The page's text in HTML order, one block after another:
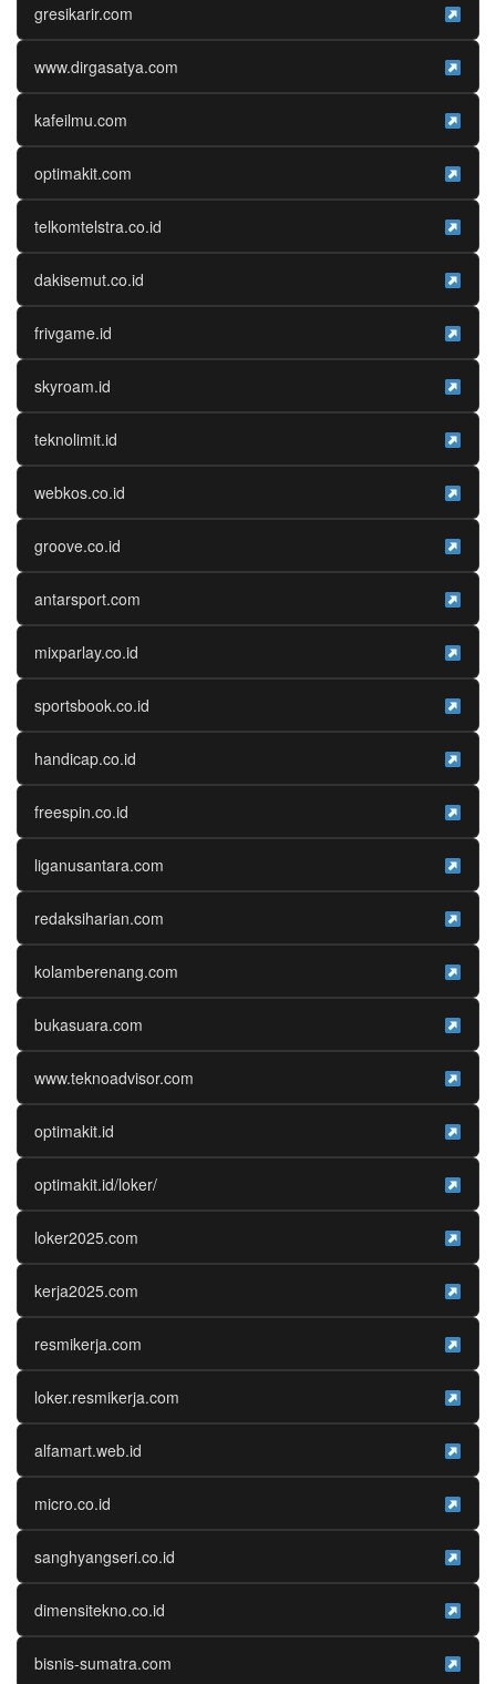
gresikarir.com
www.dirgasatya.com
kafeilmu.com
optimakit.com
telkomtelstra.co.id
dakisemut.co.id
frivgame.id
skyroam.id
teknolimit.id
webkos.co.id
groove.co.id
antarsport.com
mixparlay.co.id
sportsbook.co.id
handicap.co.id
freespin.co.id
liganusantara.com
redaksiharian.com
kolamberenang.com
bukasuara.com
www.teknoadvisor.com
optimakit.id
optimakit.id/loker/
loker2025.com
kerja2025.com
resmikerja.com
loker.resmikerja.com
alfamart.web.id
micro.co.id
sanghyangseri.co.id
dimensitekno.co.id
bisnis-sumatra.com